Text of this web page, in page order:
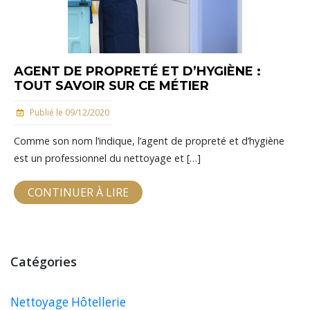
AGENT DE PROPRETÉ ET D’HYGIÈNE :
TOUT SAVOIR SUR CE MÉTIER
Publié le 09/12/2020
Comme son nom l’indique, l’agent de propreté et d’hygiène
est un professionnel du nettoyage et […]
CONTINUER À LIRE
Catégories
Nettoyage Hôtellerie